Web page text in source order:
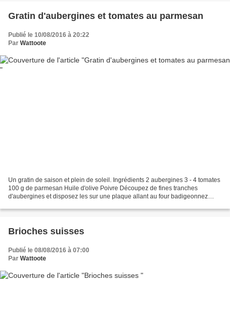
Gratin d'aubergines et tomates au parmesan
Publié le 10/08/2016 à 20:22
Par Wattoote
Un gratin de saison et plein de soleil. Ingrédients 2 aubergines 3 - 4 tomates
100 g de parmesan Huile d'olive Poivre Découpez de fines tranches
d'aubergines et disposez les sur une plaque allant au four badigeonnez
Brioches suisses
Publié le 08/08/2016 à 07:00
Par Wattoote